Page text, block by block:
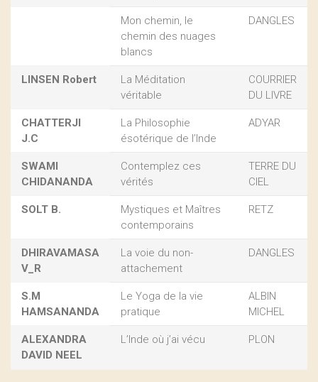
Mon chemin, le
chemin des nuages
blancs
DANGLES
LINSEN Robert
La Méditation
véritable
COURRIER
DU LIVRE
CHATTERJI
J.C
La Philosophie
ésotérique de l’Inde
ADYAR
SWAMI
CHIDANANDA
Contemplez ces
vérités
TERRE DU
CIEL
SOLT B.
Mystiques et Maîtres
contemporains
RETZ
DHIRAVAMASA
V_R
La voie du non-
attachement
DANGLES
S.M
HAMSANANDA
Le Yoga de la vie
pratique
ALBIN
MICHEL
ALEXANDRA
DAVID NEEL
L’Inde où j’ai vécu PLON